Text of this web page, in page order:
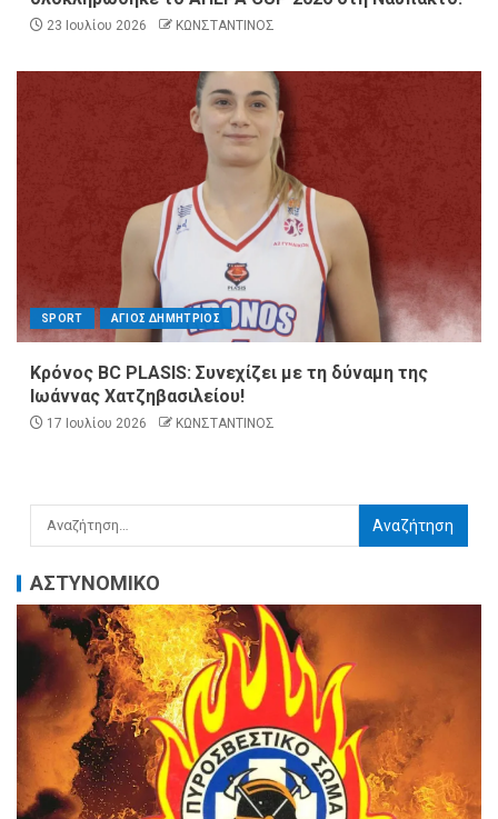
23 Ιουλίου 2026 ΚΩΝΣΤΑΝΤΙΝΟΣ
SPORT ΑΓΙΟΣ ΔΗΜΗΤΡΙΟΣ
Κρόνος BC PLASIS: Συνεχίζει με τη δύναμη της
Ιωάννας Χατζηβασιλείου!
17 Ιουλίου 2026 ΚΩΝΣΤΑΝΤΙΝΟΣ
ΑΣΤΥΝΟΜΙΚΟ